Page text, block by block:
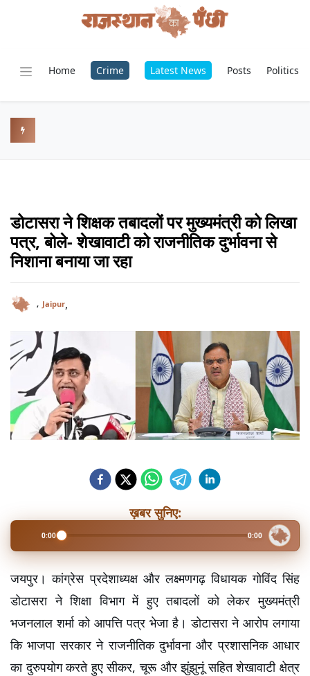
Home Crime Latest News Posts Politics
डोटासरा ने शिक्षक तबादलों पर मुख्यमंत्री को लिखा
पत्र, बोले- शेखावाटी को राजनीतिक दुर्भावना से
निशाना बनाया जा रहा
, Jaipur,
ख़बर सुनिए:
0:00 0:00
जयपुर। कांग्रेस प्रदेशाध्यक्ष और लक्ष्मणगढ़ विधायक गोविंद सिंह
डोटासरा ने शिक्षा विभाग में हुए तबादलों को लेकर मुख्यमंत्री
भजनलाल शर्मा को आपत्ति पत्र भेजा है। डोटासरा ने आरोप लगाया
कि भाजपा सरकार ने राजनीतिक दुर्भावना और प्रशासनिक आधार
का दुरुपयोग करते हुए सीकर, चूरू और झुंझुनूं सहित शेखावाटी क्षेत्र